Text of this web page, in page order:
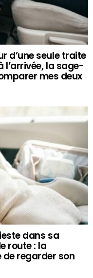
d’une seule traite
l’arrivée, la sage-
mes deux
dans sa
route : la
regarder son